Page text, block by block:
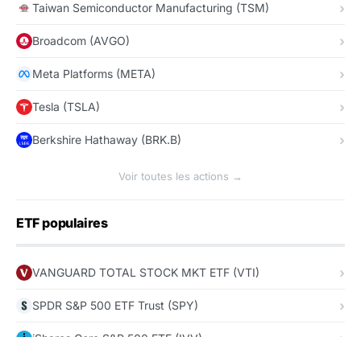
Taiwan Semiconductor Manufacturing (TSM)
Broadcom (AVGO)
Meta Platforms (META)
Tesla (TSLA)
Berkshire Hathaway (BRK.B)
Voir toutes les actions →
ETF populaires
VANGUARD TOTAL STOCK MKT ETF (VTI)
SPDR S&P 500 ETF Trust (SPY)